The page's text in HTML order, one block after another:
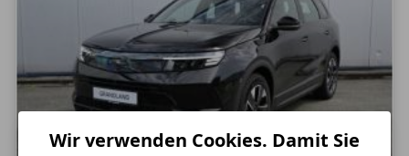
Wir verwenden Cookies. Damit Sie